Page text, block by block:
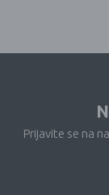
Prijavite se na